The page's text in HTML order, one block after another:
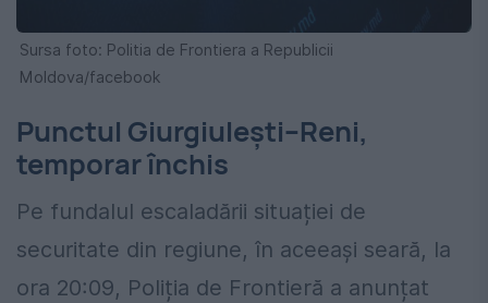
Sursa foto: Politia de Frontiera a Republicii
Moldova/facebook
Punctul Giurgiulești–Reni,
temporar închis
Pe fundalul escaladării situației de
securitate din regiune, în aceeași seară, la
ora 20:09, Poliția de Frontieră a anunțat